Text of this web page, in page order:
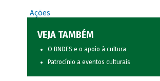
Ações
VEJA TAMBÉM
O BNDES e o apoio à cultura
Patrocínio a eventos culturais